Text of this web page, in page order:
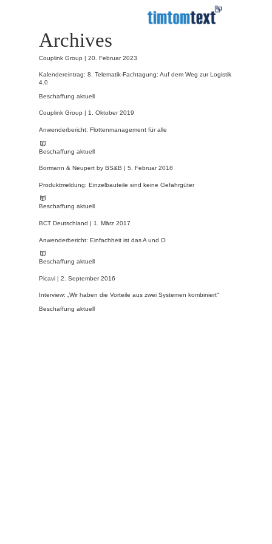
Archives
Couplink Group | 20. Februar 2023
Kalendereintrag: 8. Telematik-Fachtagung: Auf dem Weg zur Logistik
4.0
Beschaffung aktuell
Couplink Group | 1. Oktober 2019
Anwenderbericht: Flottenmanagement für alle
Beschaffung aktuell
Bormann & Neupert by BS&B | 5. Februar 2018
Produktmeldung: Einzelbauteile sind keine Gefahrgüter
Beschaffung aktuell
BCT Deutschland | 1. März 2017
Anwenderbericht: Einfachheit ist das A und O
Beschaffung aktuell
Picavi | 2. September 2016
Interview: „Wir haben die Vorteile aus zwei Systemen kombiniert“
Beschaffung aktuell